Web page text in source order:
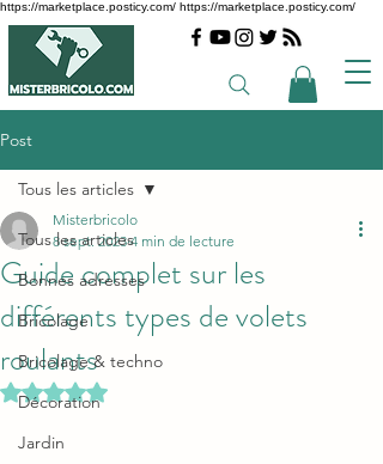
https://marketplace.posticy.com/ https://marketplace.posticy.com/
Post
Tous les articles
Bonnes adresses
Bricolage
Bricolage & techno
Décoration
Jardin
Tous les articles
Guide complet sur les
différents types de volets
roulants
Misterbricolo
8 sept. 2023 4 min de lecture
Noté NaN étoiles sur 5.